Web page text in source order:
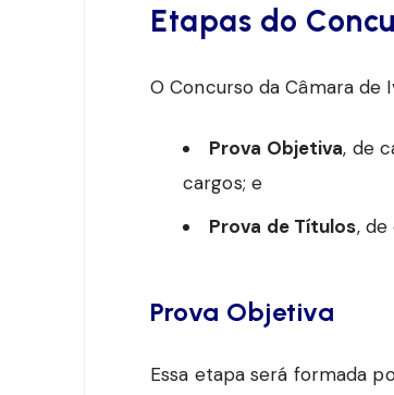
Etapas do
O Concurso da Câmara de
Prova Objetiva, de
cargos; e
Prova de Títulos,
Prova Objetiva
Essa etapa será formada